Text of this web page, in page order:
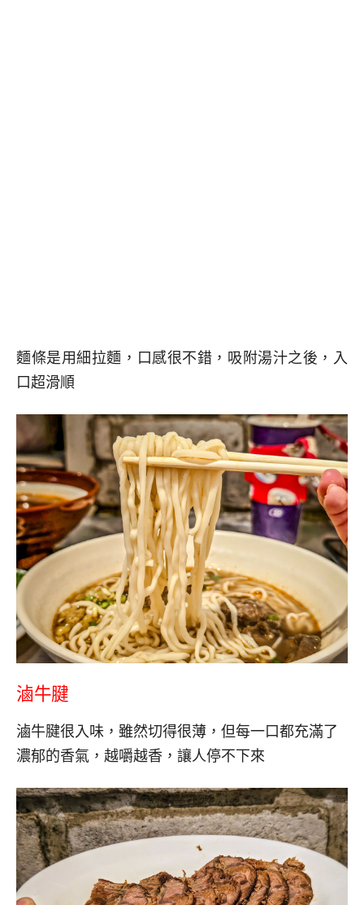
麵條是用細拉麵，口感很不錯，吸附湯汁之後，入
口超滑順
滷牛腱
滷牛腱很入味，雖然切得很薄，但每一口都充滿了
濃郁的香氣，越嚼越香，讓人停不下來